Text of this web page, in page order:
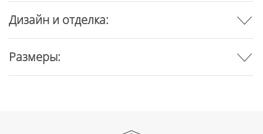
Дизайн и отделка:
Размеры: